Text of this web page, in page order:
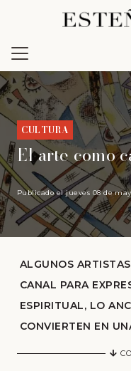
CULTURA
El arte como
Publicado eljueves 08 de
ALGUNOS
CANAL PARA
ESPIRITUAL, LO
CONVIERTEN EN